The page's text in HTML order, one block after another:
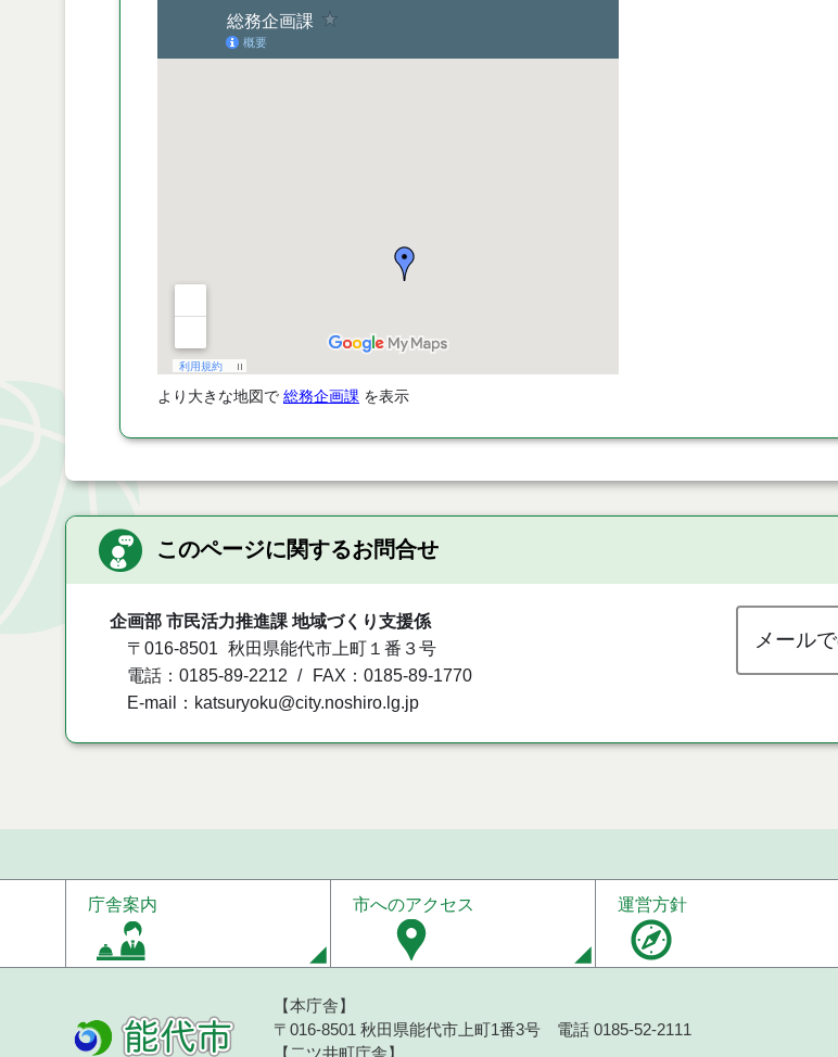
より大きな地図で 総務企画課 を表示
このページに関するお問合せ
企画部 市民活力推進課 地域づくり支援係
〒016-8501
秋田県能代市上町１番３号
電話：0185-89-2212
FAX：0185-89-1770
E-mail：katsuryoku@city.noshiro.lg.jp
メール
庁舎案内 市へのアクセス 運営方針
【本庁舎】
〒016-8501 秋田県能代市上町1番3号 電話 0185-52-2111